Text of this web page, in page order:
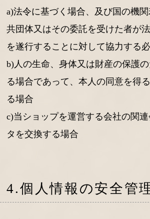
a)法令に基づく場合、及び国の機
共団体又はその委託を受けた者が
を遂行することに対して協力する
b)人の生命、身体又は財産の保護
る場合であって、本人の同意を得
る場合
c)当ショップを運営する会社の関
タを交換する場合
4.個人情報の安全管